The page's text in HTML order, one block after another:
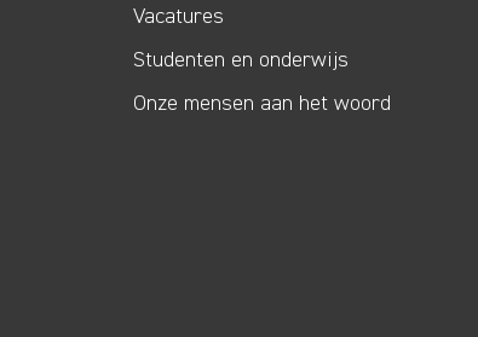
Vacatures
Studenten en onderwijs
Onze mensen aan het woord